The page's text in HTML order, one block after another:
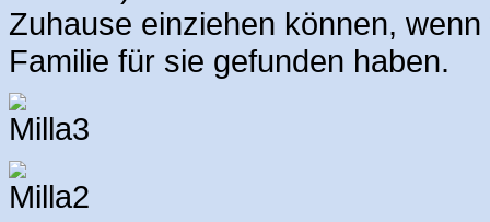
Zuhause einziehen können,
Familie für sie gefunden haben.